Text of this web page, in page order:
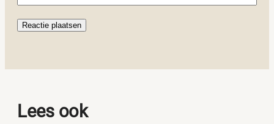
Lees ook